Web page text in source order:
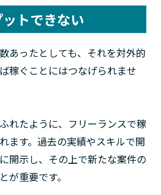
トできない
あったとしても、それを対外的
稼ぐことにはつなげられませ
れたように、フリーランスで稼
ます。過去の実績やスキルで開
開示し、その上で新たな案件の
が重要です。